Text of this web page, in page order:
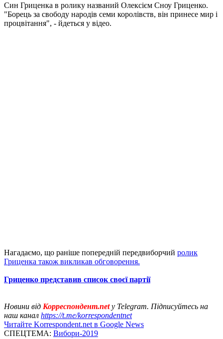
Син Гриценка в ролику названий Олексієм Сноу Гриценко.
"Борець за свободу народів семи королівств, він принесе мир і
процвітання", - йдеться у відео.
Нагадаємо, що раніше попередній передвиборчий ролик
Гриценка також викликав обговорення.
Гриценко представив список своєї партії
Новини від Корреспондент.netу Telegram. Підписуйтесь на
наш канал https://t.me/korrespondentnet
Читайте Korrespondent.net в Google News
СПЕЦТЕМА: Вибори-2019